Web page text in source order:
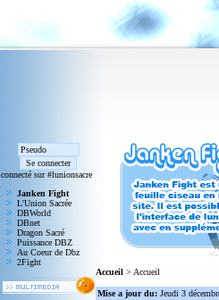
connecté sur #lunionsacre
Janken Fight
L'Union Sacrée
DBWorld
DBnet
Dragon Sacré
Puissance DBZ
Au Coeur de Dbz
2Fight
Accueil > Accueil
Mise a jour du: Jeudi 3